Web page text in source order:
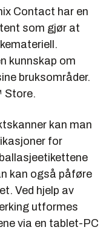
Contact har en
som gjør at
kunnskap om
bruksområder.
Store.
kan man
for
kan også påføre
Ved hjelp av
utformes
via en tablet-PC